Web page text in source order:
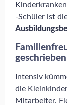
-Schüler ist
geschrieben
Intensiv
die
Mitarbeiter.